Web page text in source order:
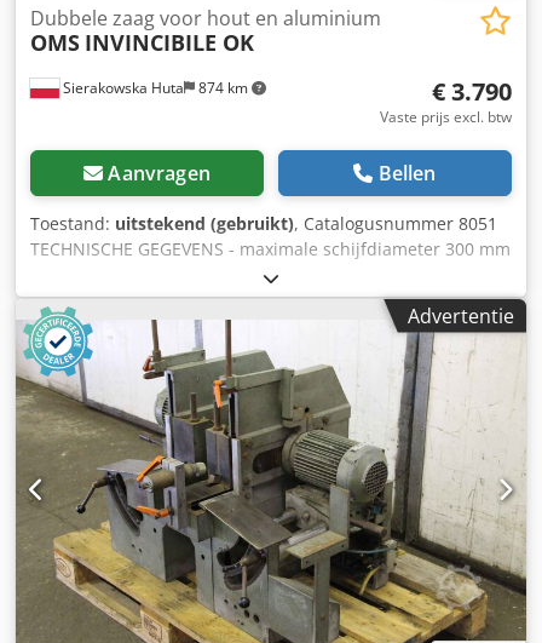
Sierakowska Huta 874 km
Dubbele zaag voor hout en aluminium
OMS INVINCIBILE OK
€ 3.790
Vaste prijs excl. btw
Aanvragen Bellen
Toestand: uitstekend (gebruikt), Catalogusnummer 8051
TECHNISCHE GEGEVENS - maximale schijfdiameter 300 mm
- spindeldiameter 30 mm - 2 beschermkappen voor de
schijf - pneumatische zaagbeweging (schijf beweegt
omhoog/omlaag) - zaagkoppen verstelbaar in een hoek van
45° - handmatige instelling van de afstand tussen de
zaagkoppen - minimale zaaglengte bij 90° 280 mm -
maximale zaaglengte bij 90° 3020 mm - zaaghoogte bij 90
graden 90 mm - 2 pneumatische spanblokken -
bedieningspedaal - materiaalsteun - hoofdmotor 2 x 2 kW -
diameter afzuigstuk 2 x 60 mm - afmetingen l/b/h 3520 x
900 x 1450 mm - gewicht circa 500 kg VOORDELEN – niet
geverfd – kantelbare zaagkoppen – DTR-documentatie
Netto prijs: 15.900 PLN Netto prijs: 3.790 EUR, afhankelijk
van de wisselkoers van 4,20 EUR (Prijzen kunnen variëren
bij grotere schommelingen) Djdpfx Anozrwrfeyock –
gebruikte zaag, zeer goede staat
Advertentie